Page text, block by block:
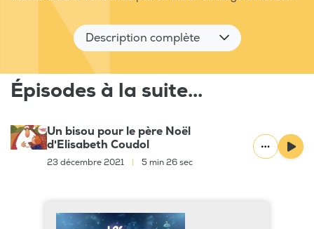
Description complète
Épisodes à la suite...
Un bisou pour le père Noël
d'Elisabeth Coudol
23 décembre 2021 5 min 26 sec